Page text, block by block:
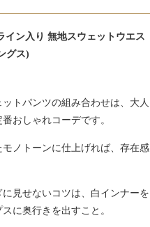
イン入り 無地スウェットウエス
グス)
トパンツの組み合わせは、大人
おしゃれコーデです。
モノトーンに仕上げれば、存在感
見せないコツは、白インナーを
に奥行きを出すこと。